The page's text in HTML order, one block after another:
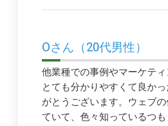
Oさん（20代男性）
他業種での事例やマーケテ
とても分かりやすくて良かっ
がとうございます。ウェブ
ていて、色々知っているつも